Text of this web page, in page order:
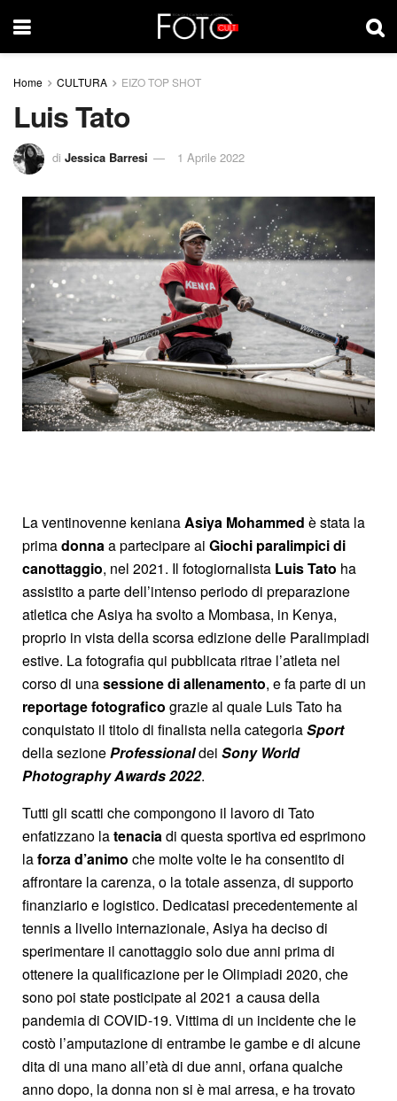
Home CULTURA EIZO TOP SHOT
Luis Tato
di Jessica Barresi 1 Aprile 2022
La ventinovenne kenianaAsiya Mohammed è stata la
primadonnaa partecipare ai Giochi paralimpici di
canottaggio, nel 2021. Il fotogiornalista Luis Tato ha
assistito a parte dell’intenso periodo di preparazione
atletica che Asiya ha svolto a Mombasa, in Kenya,
proprio in vista della scorsa edizione delle Paralimpiadi
estive. La fotografia qui pubblicata ritrae l’atleta nel
corso di unasessione di allenamento, e fa parte di un
reportage fotografico grazie al quale Luis Tato ha
conquistato il titolo di finalista nella categoriaSport
della sezioneProfessionaldei Sony World
Photography Awards 2022.
Tutti gli scatti che compongono il lavoro di Tato
enfatizzano latenaciadi questa sportiva ed esprimono
laforza d’animo che molte volte le ha consentito di
affrontare la carenza, o la totale assenza, di supporto
finanziario e logistico. Dedicatasi precedentemente al
tennis a livello internazionale, Asiya ha deciso di
sperimentare il canottaggio solo due anni prima di
ottenere la qualificazione per le Olimpiadi 2020, che
sono poi state posticipate al 2021 a causa della
pandemia di COVID-19. Vittima di un incidente che le
costò l’amputazione di entrambe le gambe e di alcune
dita di una mano all’età di due anni, orfana qualche
anno dopo, la donna non si è mai arresa, e ha trovato